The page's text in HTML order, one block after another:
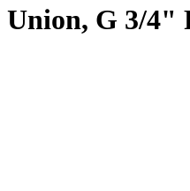
Union, G 3/4"